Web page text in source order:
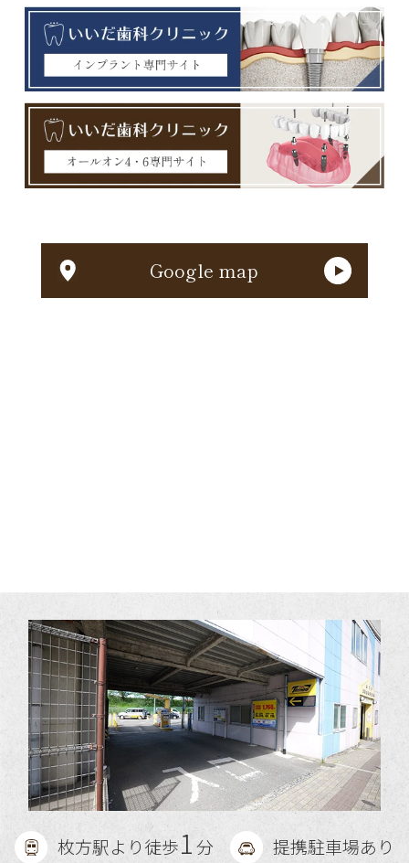
Google map
枚方駅より徒歩1分 提携駐車場あり